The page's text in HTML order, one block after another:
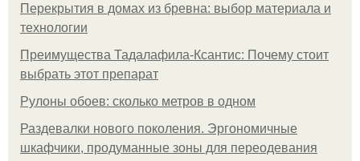
Перекрытия в домах из бревна: выбор материала и
технологии
Преимущества Тадалафила-Ксантис: Почему стоит
выбрать этот препарат
Рулоны обоев: сколько метров в одном
Раздевалки нового поколения. Эргономичные
шкафчики, продуманные зоны для переодевания